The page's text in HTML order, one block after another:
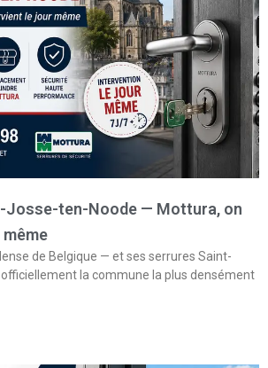
Josse-ten-Noode — Mottura, on
de Belgique — et ses serrures Saint-
la commune la plus densément